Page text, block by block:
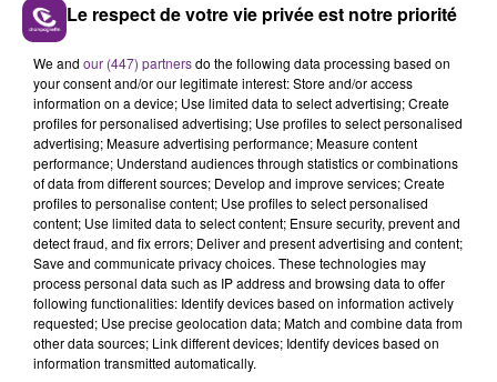
FIL D'ACTU
7 août 2026
LA CENTRALE NUCLÉAIRE DE CHOOZ
TOUJOURS À L'ARRÊT
Le respect de votre vie privée est notre priorité
We and our (447) partnersdo the following data processing based on
your consent and/or our legitimate interest: Store and/or access
information on a device; Use limited data to select advertising; Create
profiles for personalised advertising; Use profiles to select personalised
advertising; Measure advertising performance; Measure content
performance; Understand audiences through statistics or combinations
of data from different sources; Develop and improve services; Create
profiles to personalise content; Use profiles to select personalised
content; Use limited data to select content; Ensure security, prevent and
detect fraud, and fix errors; Deliver and present advertising and content;
Save and communicate privacy choices. These technologies may
process personal data such as IP address and browsing data to offer
following functionalities: Identify devices based on information actively
requested; Use precise geolocation data; Match and combine data from
other data sources; Link different devices; Identify devices based on
information transmitted automatically.